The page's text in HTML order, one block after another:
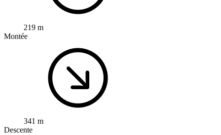
219 m
Montée
341 m
Descente